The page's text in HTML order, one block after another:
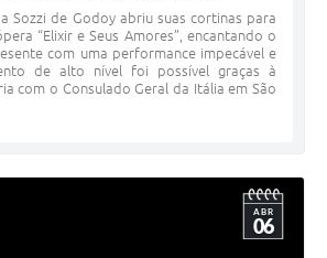
Sozzi de Godoy abriu suas cortinas para
“Elixir e Seus Amores”, encantando o
com uma performance impecável e
de alto nível foi possível graças à
com o Consulado Geral da Itália em São
ABR
06